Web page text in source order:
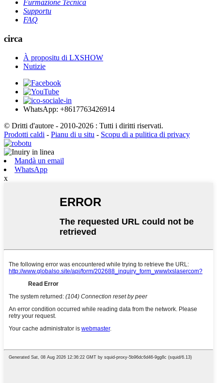
Furmazione Tecnica
Supportu
FAQ
circa
À propositu di LXSHOW
Nutizie
WhatsApp: +8617763426914
© Dritti d'autore - 2010-2026 : Tutti i diritti riservati.
Prodotti caldi - Pianu di u situ - Scopu di a pulitica di privacy
Mandà un email
WhatsApp
x